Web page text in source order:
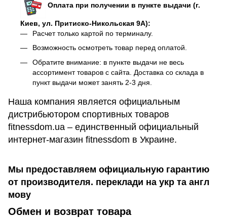
Оплата при получении в пункте выдачи (г.
Киев, ул. Притиско-Никольская 9А):
Расчет только картой по терминалу.
Возможность осмотреть товар перед оплатой.
Обратите внимание: в пункте выдачи не весь
ассортимент товаров с сайта. Доставка со склада в
пункт выдачи может занять 2-3 дня.
Наша компания является официальным
дистрибьютором спортивных товаров
fitnessdom.ua – единственный официальный
интернет-магазин fitnessdom в Украине.
Мы предоставляем официальную гарантию
от производителя. переклади на укр та англ
мову
Обмен и возврат товара